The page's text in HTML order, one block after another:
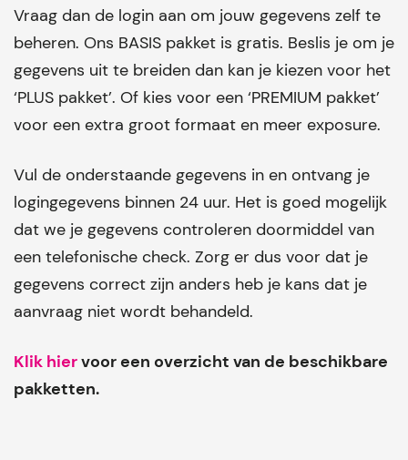
Vraag dan de login aan om jouw gegevens zelf te
beheren. Ons BASIS pakket is gratis. Beslis je om je
gegevens uit te breiden dan kan je kiezen voor het
‘PLUS pakket’. Of kies voor een ‘PREMIUM pakket’
voor een extra groot formaat en meer exposure.
Vul de onderstaande gegevens in en ontvang je
logingegevens binnen 24 uur. Het is goed mogelijk
dat we je gegevens controleren doormiddel van
een telefonische check. Zorg er dus voor dat je
gegevens correct zijn anders heb je kans dat je
aanvraag niet wordt behandeld.
Klik hiervoor een overzicht van de beschikbare
pakketten.